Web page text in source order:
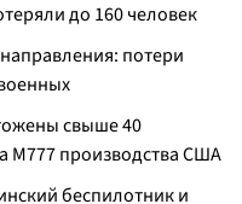
до 160 человек
потери
свыше 40
М777 производства США
беспилотник и